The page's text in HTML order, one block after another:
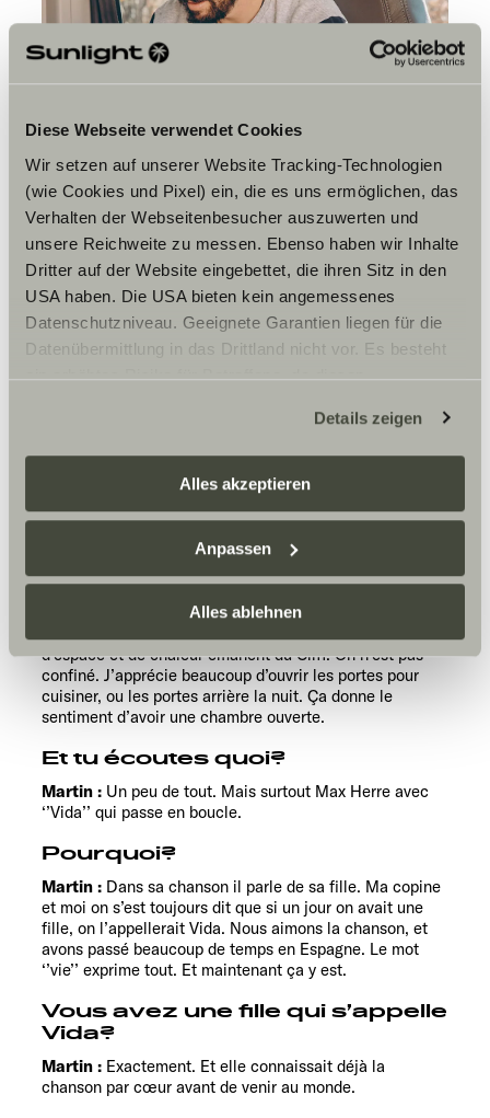
Diese Webseite verwendet Cookies
Wir setzen auf unserer Website Tracking-Technologien
(wie Cookies und Pixel) ein, die es uns ermöglichen, das
Verhalten der Webseitenbesucher auszuwerten und
unsere Reichweite zu messen. Ebenso haben wir Inhalte
Dritter auf der Website eingebettet, die ihren Sitz in den
USA haben. Die USA bieten kein angemessenes
Datenschutzniveau. Geeignete Garantien liegen für die
Datenübermittlung in das Drittland nicht vor. Es besteht
ein erhöhtes Risiko für Betroffene, da diesen
zustehen. Eingesetzte Dienstleister können Daten für
eigene Zwecke verarbeiten und mit anderen Daten
zusammenführen. Weitere Informationen finden Sie hier:
Datenschutzerklärung
einzelne Cookies/Dienste in den Einstellungen aus,
erteilen Sie uns Ihre Einwilligung zur Verarbeitung Ihrer
Daten zu den genannten Zwecken. Die Einwilligung ist
freiwillig, für den Besuch der Website nicht erforderlich
und kann jederzeit über die Einstellungen widerrufen
werden. Klicken Sie auf Ablehnen, werden nur die
notwendigen Cookies auf der Webseite gesetzt, die für
Ermöglichung der Seitennavigation erforderlich sind.
Details zeigen
Alles akzeptieren
Anpassen
Alles ablehnen
Qu’est-ce que tu apprécies
encore chez Cliff?
Martin :Je peux emmener tout mon équipement sans
problème, me garer directement sur le site, et je n’ai pas
besoin de me soucier de trouver un restaurant. J’aime
d’espace et de chaleur émanent du Cliff. On n’est pas
confiné. J’apprécie beaucoup d’ouvrir les portes pour
cuisiner, ou les portes arrière la nuit. Ça donne le
sentiment d’avoir une chambre ouverte.
Et tu écoutes quoi?
Martin : Un peu de tout. Mais surtout Max Herre avec
‘’Vida’’ qui passe en boucle.
Pourquoi?
Martin : Dans sa chanson il parle de sa fille. Ma copine
et moi on s’est toujours dit que si un jour on avait une
fille, on l’appellerait Vida. Nous aimons la chanson, et
avons passé beaucoup de temps en Espagne. Le mot
‘’vie’’ exprime tout. Et maintenant ça y est.
Vous avez une fille qui s’appelle
Vida?
Martin : Exactement. Et elle connaissait déjà la
chanson par cœur avant de venir au monde.